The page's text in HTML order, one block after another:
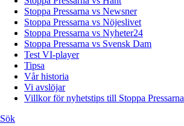
Stoppa Pressarna vs Newsner
Stoppa Pressarna vs Nöjeslivet
Stoppa Pressarna vs Nyheter24
Stoppa Pressarna vs Svensk Dam
Test VI-player
Tipsa
Vår historia
Vi avslöjar
Villkor för nyhetstips till Stoppa Pressarna
Sök